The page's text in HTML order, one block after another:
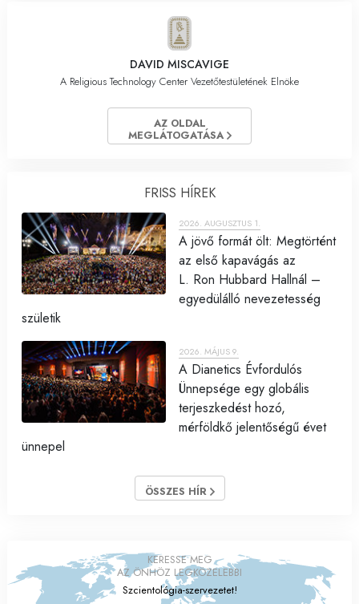
DAVID MISCAVIGE
A Religious Technology Center Vezetőtestületének Elnöke
AZ OLDAL
MEGLÁTOGATÁSA
FRISS HÍREK
2026. AUGUSZTUS 1.
A jövő formát ölt: Megtörtént
az első kapavágás az
L. Ron Hubbard Hallnál –
egyedülálló nevezetesség
születik
2026. MÁJUS 9.
A Dianetics Évfordulós
Ünnepsége egy globális
terjeszkedést hozó,
mérföldkő jelentőségű évet
ünnepel
ÖSSZES HÍR
KERESSE MEG
AZ ÖNHÖZ LEGKÖZELEBBI
Szcientológia-szervezetet!